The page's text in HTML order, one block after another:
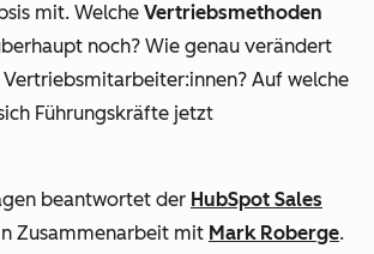
mit. Welche Vertriebsmethoden
noch? Wie genau verändert
Vertriebsmitarbeiter:innen? Auf welche
Führungskräfte jetzt
beantwortet der HubSpot Sales
Zusammenarbeit mit Mark Roberge.